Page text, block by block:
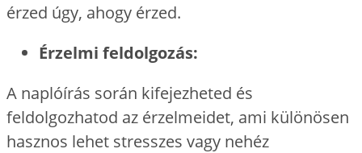
érzed úgy, ahogy érzed.
Érzelmi feldolgozás:
A naplóírás során kifejezheted és
feldolgozhatod az érzelmeidet, ami különösen
hasznos lehet stresszes vagy nehéz